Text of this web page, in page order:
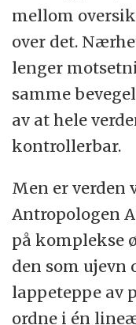
mellom
over det.
lenger
samme
av at hele
kontrollerbar.
Men er verden
Antropologen
på komplekse
den som ujevn
lappeteppe av
ordne i én